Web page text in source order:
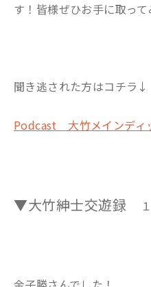
す！皆様ぜひお手に取っ
聞き逃された方はコチラ↓
Podcast 大竹メインディ
▼大竹紳士交遊録